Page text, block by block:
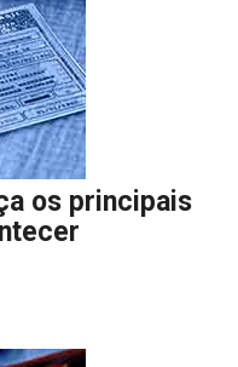
os principais